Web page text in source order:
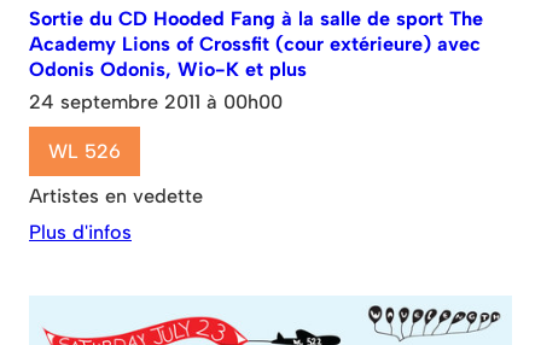
Sortie du CD Hooded Fang à la salle de sport The
Academy Lions of Crossfit (cour extérieure) avec
Odonis Odonis, Wio-K et plus
24 septembre 2011 à 00h00
WL 526
Artistes en vedette
Plus d'infos